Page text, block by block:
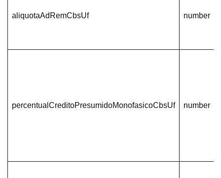
aliquotaAdRemCbsUf number
percentualCreditoPresumidoMonofasicoCbsUf number